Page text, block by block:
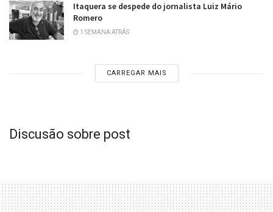
Itaquera se despede do jornalista Luiz Mário
Romero
1 SEMANA ATRÁS
CARREGAR MAIS
Discusão sobre post